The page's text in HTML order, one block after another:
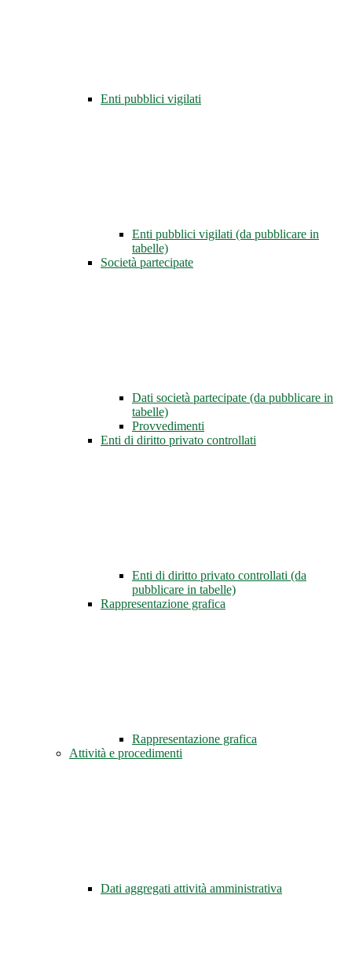
Enti pubblici vigilati
Enti pubblici vigilati (da pubblicare in
tabelle)
Società partecipate
Dati società partecipate (da pubblicare in
tabelle)
Provvedimenti
Enti di diritto privato controllati
Enti di diritto privato controllati (da
pubblicare in tabelle)
Rappresentazione grafica
Rappresentazione grafica
Attività e procedimenti
Dati aggregati attività amministrativa